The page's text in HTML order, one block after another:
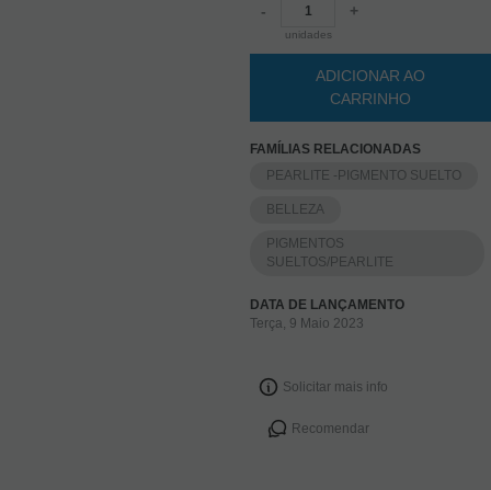
-
unidades
+
ADICIONAR AO
CARRINHO
FAMÍLIAS RELACIONADAS
PEARLITE -PIGMENTO SUELTO
BELLEZA
PIGMENTOS
SUELTOS/PEARLITE
DATA DE LANÇAMENTO
Terça, 9 Maio 2023
Solicitar mais info
Recomendar